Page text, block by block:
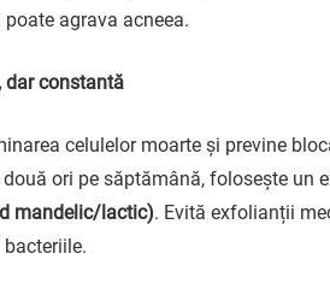
agrava acneea.
dar constantă
celulelor moarte și previne
ori pe săptămână, folosește un
mandelic/lactic). Evită exfolianții